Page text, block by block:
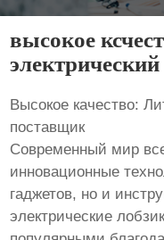
высокое
Высокое качество:
поставщик
Современный мир
инновационные
гаджетов, но и
электрические